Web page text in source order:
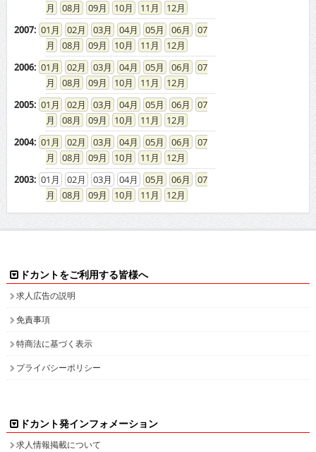
08
09 10 11
12
2007: 01 02 03 04 05 06
07
08
09 10 11
12
2006: 01 02 03 04 05 06
07
08
09 10 11
12
2005: 01 02 03 04 05 06
07
08
09 10 11
12
2004: 01 02 03 04 05 06
07
08
09 10 11
12
2003: 01 02 03 04 05 06
07
08
09 10 11 12
ドカントをご利用する皆様へ
求人広告の説明
免責事項
特商法に基づく表示
プライバシーポリシー
ドカント発インフォメーション
求人情報掲載について